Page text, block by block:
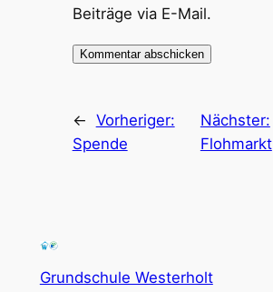
Beiträge via E-Mail.
← Vorheriger:
Spende
Nächster:
Flohmarkt
Grundschule Westerholt